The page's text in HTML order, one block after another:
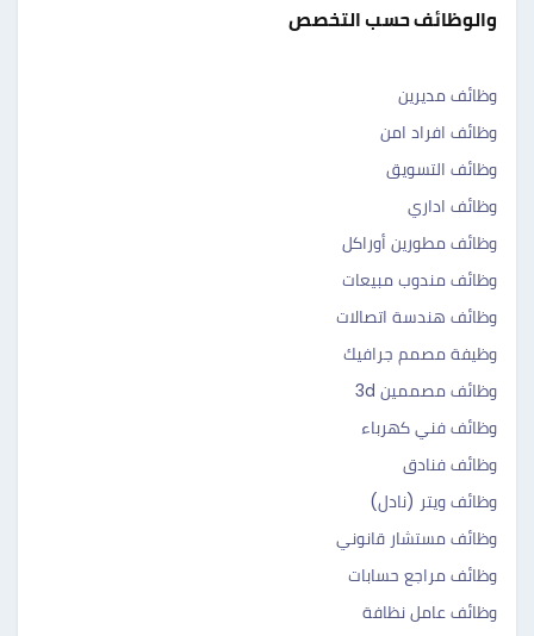
والوظائف حسب التخصص
وظائف مديرين
وظائف افراد امن
وظائف التسويق
وظائف اداري
وظائف مطورين أوراكل
وظائف مندوب مبيعات
وظائف هندسة اتصالات
وظيفة مصمم جرافيك
وظائف مصممين 3d
وظائف فني كهرباء
وظائف فنادق
وظائف ويتر (نادل)
وظائف مستشار قانوني
وظائف مراجع حسابات
وظائف عامل نظافة